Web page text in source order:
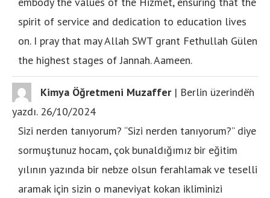
spirit of service and dedication to education lives
on. I pray that may Allah SWT grant Fethullah Gülen
the highest stages of Jannah. Aameen.
Kimya Öğretmeni Muzaffer | Berlin üzerinden
yazdı.26/10/2024
Sizi nerden tanıyorum? “Sizi nerden tanıyorum?” diye
sormuştunuz hocam, çok bunaldığımız bir eğitim
yılının yazında bir nebze olsun ferahlamak ve teselli
aramak için sizin o maneviyat kokan ikliminizi
...